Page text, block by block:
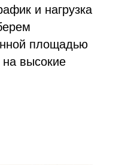
и нагрузка
площадью
на высокие